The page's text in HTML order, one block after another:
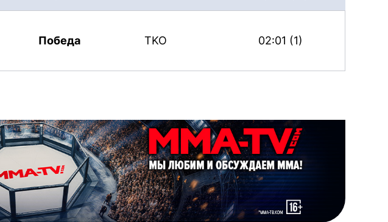
Победа TKO 02:01 (1)